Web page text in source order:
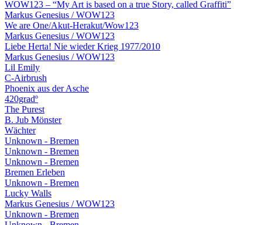
WOW123 – “My Art is based on a true Story, called Graffiti”
Markus Genesius / WOW123
We are One/Akut-Herakut/Wow123
Markus Genesius / WOW123
Liebe Herta! Nie wieder Krieg 1977/2010
Markus Genesius / WOW123
Lil Emily
C-Airbrush
Phoenix aus der Asche
420gradº
The Purest
B. Jub Mönster
Wächter
Unknown - Bremen
Unknown - Bremen
Unknown - Bremen
Bremen Erleben
Unknown - Bremen
Lucky Walls
Markus Genesius / WOW123
Unknown - Bremen